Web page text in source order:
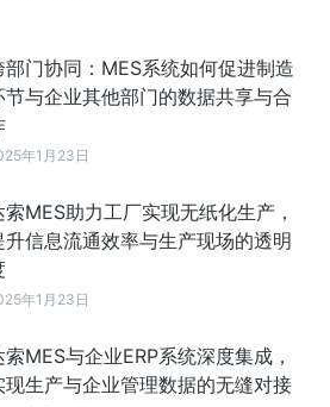
部门协同：MES系统如何促进制造
节与企业其他部门的数据共享与合
年1月23日
索MES助力工厂实现无纸化生产，
升信息流通效率与生产现场的透明
年1月23日
索MES与企业ERP系统深度集成，
现生产与企业管理数据的无缝对接